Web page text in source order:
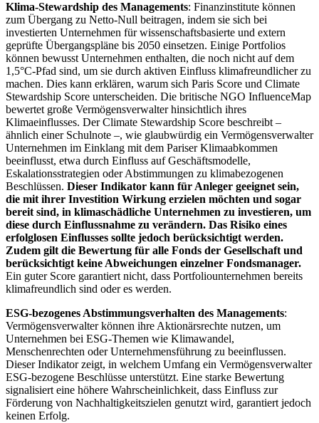
Klima-Stewardship des Managements: Finanzinstitute können
zum Übergang zu Netto-Null beitragen, indem sie sich bei
investierten Unternehmen für wissenschaftsbasierte und extern
geprüfte Übergangspläne bis 2050 einsetzen. Einige Portfolios
können bewusst Unternehmen enthalten, die noch nicht auf dem
1,5°C-Pfad sind, um sie durch aktiven Einfluss klimafreundlicher zu
machen. Dies kann erklären, warum sich Paris Score und Climate
Stewardship Score unterscheiden. Die britische NGO InfluenceMap
bewertet große Vermögensverwalter hinsichtlich ihres
Klimaeinflusses. Der Climate Stewardship Score beschreibt –
ähnlich einer Schulnote –, wie glaubwürdig ein Vermögensverwalter
Unternehmen im Einklang mit dem Pariser Klimaabkommen
beeinflusst, etwa durch Einfluss auf Geschäftsmodelle,
Eskalationsstrategien oder Abstimmungen zu klimabezogenen
Beschlüssen. Dieser Indikator kann für Anleger geeignet sein,
die mit ihrer Investition Wirkung erzielen möchten und sogar
bereit sind, in klimaschädliche Unternehmen zu investieren, um
diese durch Einflussnahme zu verändern. Das Risiko eines
erfolglosen Einflusses sollte jedoch berücksichtigt werden.
Zudem gilt die Bewertung für alle Fonds der Gesellschaft und
berücksichtigt keine Abweichungen einzelner Fondsmanager.
Ein guter Score garantiert nicht, dass Portfoliounternehmen bereits
klimafreundlich sind oder es werden.
ESG-bezogenes Abstimmungsverhalten des Managements:
Vermögensverwalter können ihre Aktionärsrechte nutzen, um
Unternehmen bei ESG-Themen wie Klimawandel,
Menschenrechten oder Unternehmensführung zu beeinflussen.
Dieser Indikator zeigt, in welchem Umfang ein Vermögensverwalter
ESG-bezogene Beschlüsse unterstützt. Eine starke Bewertung
signalisiert eine höhere Wahrscheinlichkeit, dass Einfluss zur
Förderung von Nachhaltigkeitszielen genutzt wird, garantiert jedoch
keinen Erfolg.